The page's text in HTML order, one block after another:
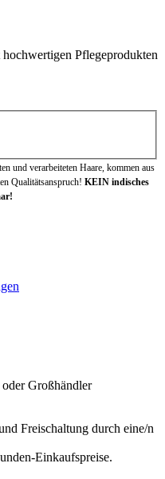
Pflegeprodukten
und verarbeiteten Haare, kommen aus
Qualitätsanspruch! KEIN indisches
Großhändler
Freischaltung durch eine/n
Einkaufspreise.